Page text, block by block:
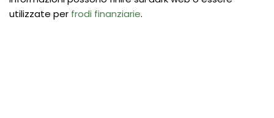
utilizzate per frodi finanziarie.